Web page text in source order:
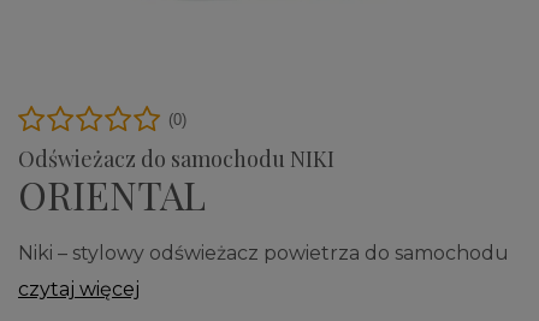
Odświeżacz do samochodu NIKI
ORIENTAL
(0)
Niki – stylowy odświeżacz powietrza do samochodu
czytaj więcej